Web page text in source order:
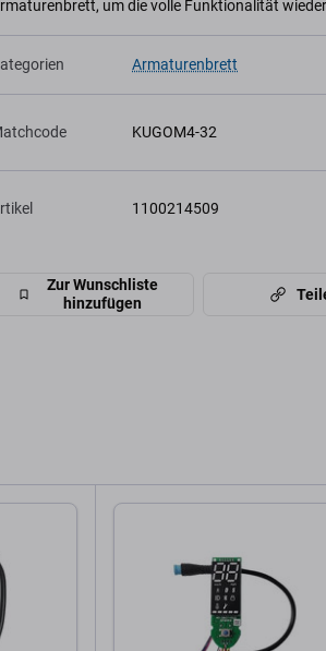
um die volle Funktionalität
Armaturenbrett
KUGOM4-32
1100214509
Zur Wunschliste
hinzufügen